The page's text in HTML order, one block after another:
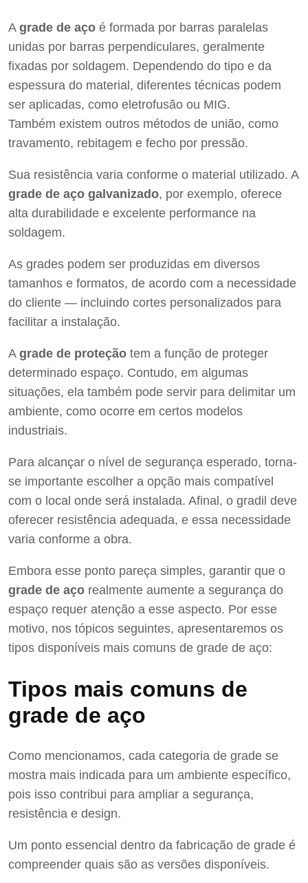
A grade de aço é formada por barras paralelas
unidas por barras perpendiculares, geralmente
fixadas por soldagem. Dependendo do tipo e da
espessura do material, diferentes técnicas podem
ser aplicadas, como eletrofusão ou MIG.
Também existem outros métodos de união, como
travamento, rebitagem e fecho por pressão.
Sua resistência varia conforme o material utilizado. A
grade de aço galvanizado, por exemplo, oferece
alta durabilidade e excelente performance na
soldagem.
As grades podem ser produzidas em diversos
tamanhos e formatos, de acordo com a necessidade
do cliente — incluindo cortes personalizados para
facilitar a instalação.
A grade de proteção tem a função de proteger
determinado espaço. Contudo, em algumas
situações, ela também pode servir para delimitar um
ambiente, como ocorre em certos modelos
industriais.
Para alcançar o nível de segurança esperado, torna-
se importante escolher a opção mais compatível
com o local onde será instalada. Afinal, o gradil deve
oferecer resistência adequada, e essa necessidade
varia conforme a obra.
Embora esse ponto pareça simples, garantir que o
grade de aço realmente aumente a segurança do
espaço requer atenção a esse aspecto. Por esse
motivo, nos tópicos seguintes, apresentaremos os
tipos disponíveis mais comuns de grade de aço:
Tipos mais comuns de
grade de aço
Como mencionamos, cada categoria de grade se
mostra mais indicada para um ambiente específico,
pois isso contribui para ampliar a segurança,
resistência e design.
Um ponto essencial dentro da fabricação de grade é
compreender quais são as versões disponíveis.